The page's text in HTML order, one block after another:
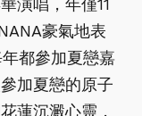
演唱，年僅11
豪氣地表
都參加夏戀嘉
加夏戀的原子
蓮沉澱心靈，